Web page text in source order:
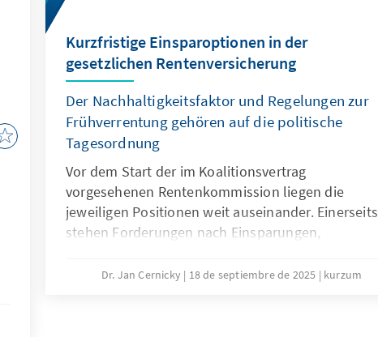
Kurzfristige Einsparoptionen in der
gesetzlichen Rentenversicherung
Der Nachhaltigkeitsfaktor und Regelungen zur
Frühverrentung gehören auf die politische
Tagesordnung
Vor dem Start der im Koalitionsvertrag
vorgesehenen Rentenkommission liegen die
jeweiligen Positionen weit auseinander. Einerseits
stehen Forderungen nach Einsparungen,
abgelehnt. Eine notwendige große Rentenreform,
Dr. Jan Cernicky 18 de septiembre de 2025 kurzum